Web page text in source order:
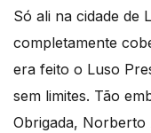
Só ali na cidade de
completamente
era feito o Luso
sem limites. Tão
Obrigada, Norberto